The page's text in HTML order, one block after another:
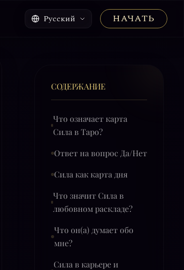
Русский НАЧАТЬ
СОДЕРЖАНИЕ
Что означает карта
Сила в Таро?
Ответ на вопрос Да/Нет
Сила как карта дня
Что значит Сила в
любовном раскладе?
Что он(а) думает обо
мне?
Сила в карьере и